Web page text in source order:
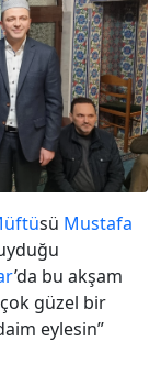
sü Mustafa
’da bu akşam
güzel bir
eylesin”